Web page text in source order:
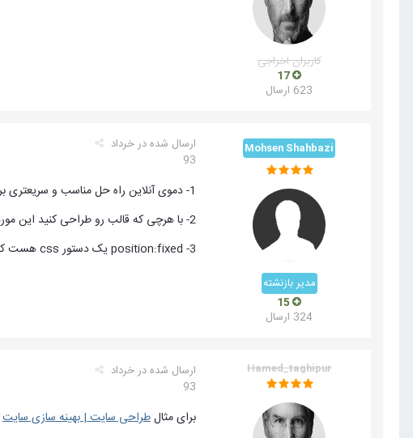
کاربران اخراجی
623 ارسال
Mohsen Shahbazi
مدیر بازنشته
324 ارسال
ارسال شده درخرداد
93
1- دموی آنلاین راه حل مناسب و سریعتری برای جواب گرفتن میباشد
2- با هرچی که قالب رو طراحی کنید این مورد توش هست و. ربطی به نرم افزار مورد استفاده نداره
3- position:fixed یک دستور css هست که شما باید اون رو به کلاسی بدید که منوی سایتتون داره از اون کلاس استایلاشو میخونه
Hamed_taghipur ارسال شده درخرداد
93
برای مثالطراحی سایت | بهینه سازی سایت